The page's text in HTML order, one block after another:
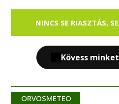
NINCS SE RIASZTÁS,
Kövess
ORVOSMETEO